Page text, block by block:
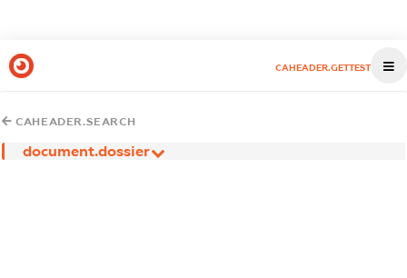
CAHEADER.GETTEST
CAHEADER.SEARCH
document.dossier